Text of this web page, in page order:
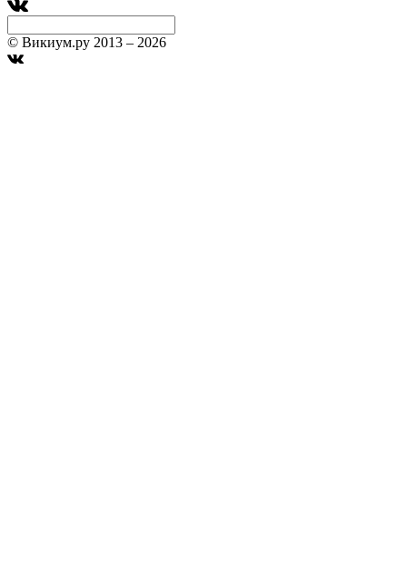
© Викиум.ру 2013 – 2026